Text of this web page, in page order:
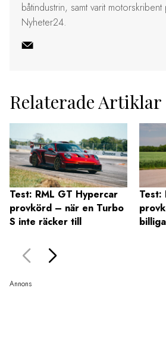
båtindustrin, samt varit
Nyheter24.
Relaterade Artiklar
Test: RML GT Hypercar
provkörd – när en Turbo
S inte räcker till
Test:
Annons